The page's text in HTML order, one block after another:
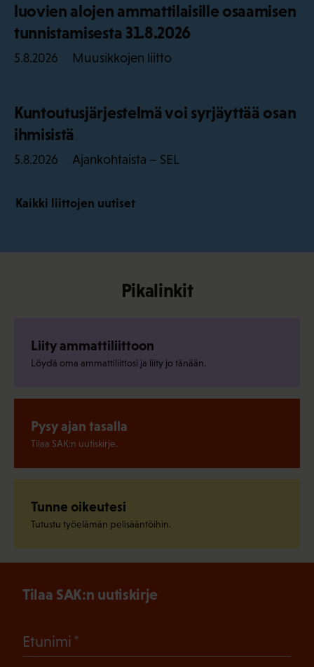
luovien alojen ammattilaisille osaamisen
tunnistamisesta 31.8.2026
5.8.2026 Muusikkojen liitto
Kuntoutusjärjestelmä voi syrjäyttää osan
ihmisistä
5.8.2026 Ajankohtaista – SEL
Kaikki liittojen uutiset
Pikalinkit
Liity ammattiliittoon
Löydä oma ammattiliittosi ja liity jo tänään.
Pysy ajan tasalla
Tilaa SAK:n uutiskirje.
Tunne oikeutesi
Tutustu työelämän pelisääntöihin.
Tilaa SAK:n uutiskirje
Etunimi